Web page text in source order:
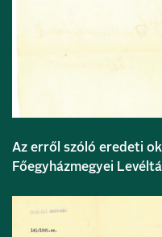
Az erről szóló eredeti
Főegyházmegyei